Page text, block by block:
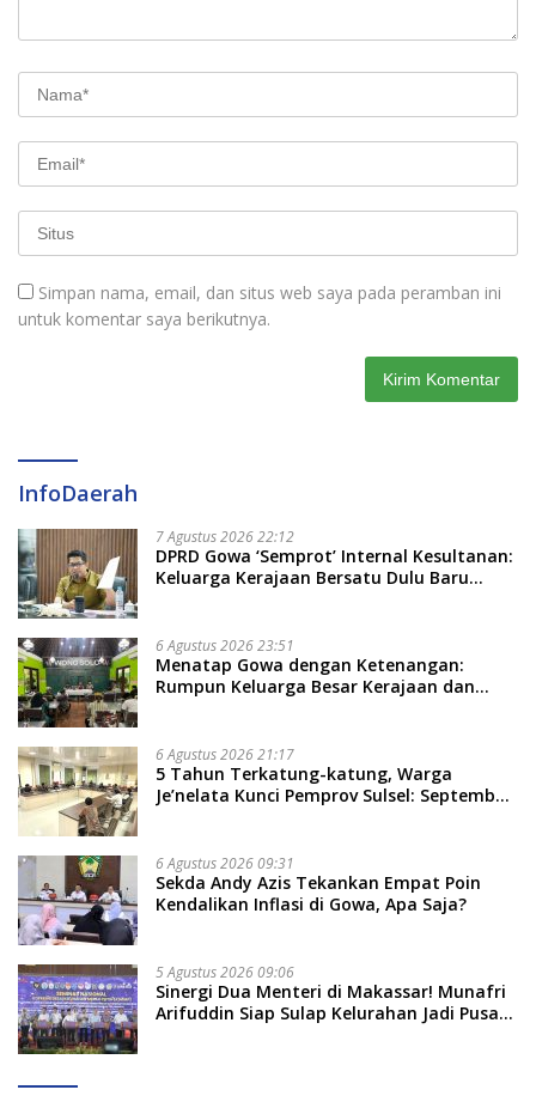
Simpan nama, email, dan situs web saya pada peramban ini
untuk komentar saya berikutnya.
InfoDaerah
7 Agustus 2026 22:12
DPRD Gowa ‘Semprot’ Internal Kesultanan:
Keluarga Kerajaan Bersatu Dulu Baru
6 Agustus 2026 23:51
Menatap Gowa dengan Ketenangan:
Rumpun Keluarga Besar Kerajaan dan
Soal Adat dan Adab
6 Agustus 2026 21:17
5 Tahun Terkatung-katung, Warga
Je’nelata Kunci Pemprov Sulsel: September
6 Agustus 2026 09:31
Sekda Andy Azis Tekankan Empat Poin
Kendalikan Inflasi di Gowa, Apa Saja?
5 Agustus 2026 09:06
Sinergi Dua Menteri di Makassar! Munafri
Arifuddin Siap Sulap Kelurahan Jadi Pusat